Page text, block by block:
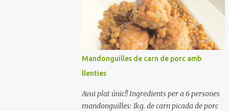
Renteu els pebrots i talleu-los a trossets.
Renteu les tomates i talleu-les a octaus.
Talleu les olives a rodanxes. Una hora abans
de portar a la taula, poseu els cigrons, ben
escorreguts, en un bol, amb la resta
d'ingredients: les tomates, el pebrot, la ceba,
(escorreguda), les olives i la tonyina
esmicolada. Amaniu amb sal i oli... bon
profit!!
Mandonguilles de carn de porc amb
llenties
Avui plat únic!! Ingredients per a 6 persones
mandonguilles: 1kg. de carn picada de porc